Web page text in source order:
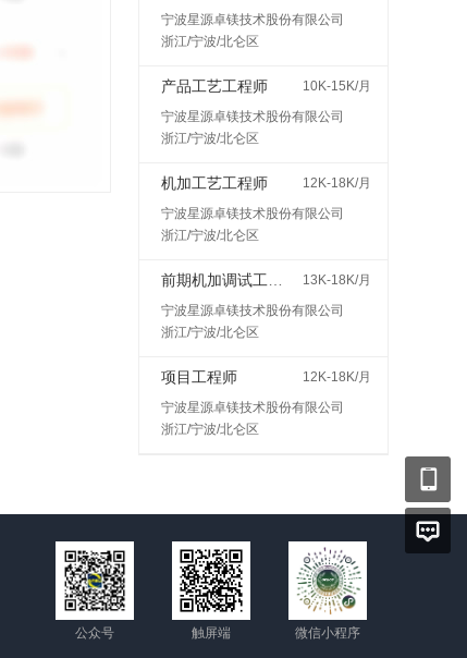
宁波星源卓镁技术股份有限公司
浙江/宁波/北仑区
产品工艺工程师
10K-15K/月
宁波星源卓镁技术股份有限公司
浙江/宁波/北仑区
机加工艺工程师
12K-18K/月
宁波星源卓镁技术股份有限公司
浙江/宁波/北仑区
13K-18K/月
宁波星源卓镁技术股份有限公司
浙江/宁波/北仑区
项目工程师
12K-18K/月
宁波星源卓镁技术股份有限公司
浙江/宁波/北仑区
公众号 触屏端 微信小程序